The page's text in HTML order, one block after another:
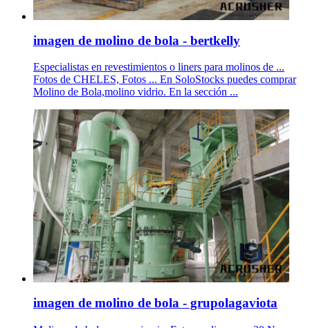
imagen de molino de bola - bertkelly
Especialistas en revestimientos o liners para molinos de ...
Fotos de CHELES, Fotos ... En SoloStocks puedes comprar
Molino de Bola,molino vidrio. En la sección ...
imagen de molino de bola - grupolagaviota